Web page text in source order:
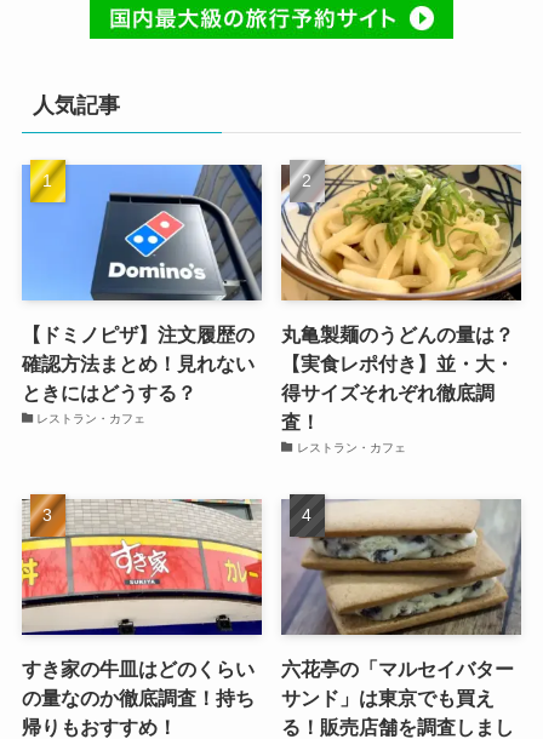
人気記事
【ドミノピザ】注文履歴の
確認方法まとめ！見れない
ときにはどうする？
レストラン・カフェ
丸亀製麺のうどんの量は？
【実食レポ付き】並・大・
得サイズそれぞれ徹底調
査！
レストラン・カフェ
すき家の牛皿はどのくらい
の量なのか徹底調査！持ち
帰りもおすすめ！
六花亭の「マルセイバター
サンド」は東京でも買え
る！販売店舗を調査しまし